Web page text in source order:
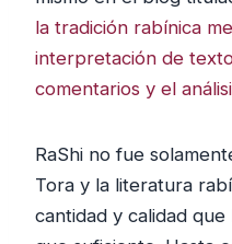
la tradición rabínica
interpretación de
comentarios y el
RaShi no fue
Tora y la literatura
cantidad y calidad